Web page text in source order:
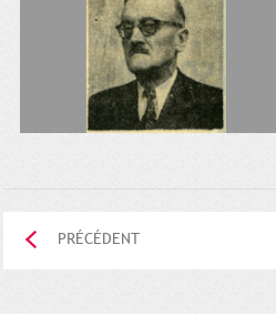
PRÉCÉDENT